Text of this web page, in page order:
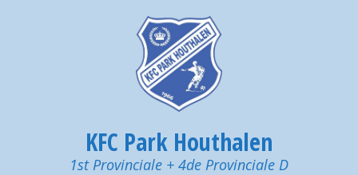
KFC Park Houthalen
1st Provinciale + 4de Provinciale D